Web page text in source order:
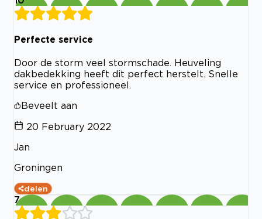
Perfecte service
Door de storm veel stormschade. Heuveling
dakbedekking heeft dit perfect herstelt. Snelle
service en professioneel.
Beveelt aan
20 February 2022
Jan
Groningen
delen
7